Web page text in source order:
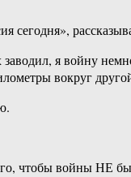
я войну
вокруг
чтобы войны НЕ